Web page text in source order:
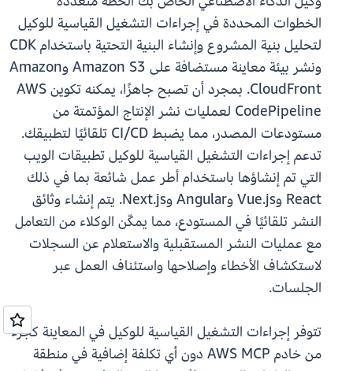
الخطوات المحددة في إجراءات التشغيل القياسية للوكيل
لتحليل بنية المشروع وإنشاء البنية التحتية باستخدام CDK
ونشر بيئة معاينة مستضافة على Amazon S3 وAmazon
CloudFront. بمجرد أن تصبح جاهزًا، يمكنه تكوين AWS
CodePipeline لعمليات نشر الإنتاج المؤتمتة من
مستودعات المصدر، مما يضبط CI/CD تلقائيًا لتطبيقك.
تدعم إجراءات التشغيل القياسية للوكيل تطبيقات الويب
التي تم إنشاؤها باستخدام أطر عمل شائعة بما في ذلك
React وVue.js وAngular وNext.js. يتم إنشاء وثائق
النشر تلقائيًا في المستودع، مما يمكّن الوكلاء من التعامل
مع عمليات النشر المستقبلية والاستعلام عن السجلات
لاستكشاف الأخطاء وإصلاحها واستئناف العمل عبر
الجلسات.
تتوفر إجراءات التشغيل القياسية للوكيل في المعاينة كجزء
من خادم AWS MCP دون أي تكلفة إضافية في منطقة